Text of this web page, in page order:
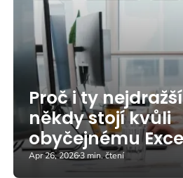
Proč i ty
někdy stojí kvůli
obyčejnému
Apr 26, 20263 min. čtení